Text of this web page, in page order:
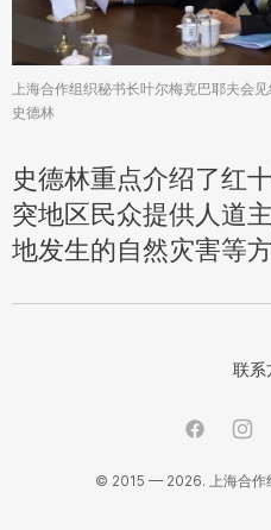
上海合作组织秘书长叶尔梅克巴耶夫会
史德林
史德林重点介绍了红
突地区民众提供人道
地发生的自然灾害等
联系
© 2015 — 2026. 上海合作